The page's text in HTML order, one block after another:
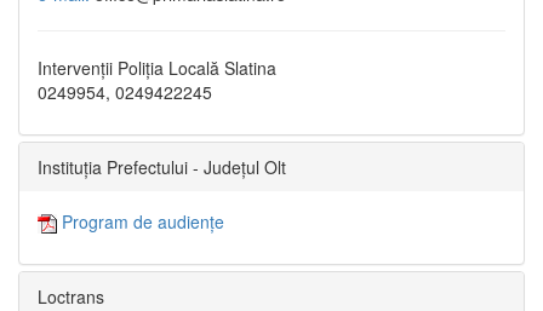
Intervenții Poliția Locală Slatina
0249954, 0249422245
Instituția Prefectului - Județul Olt
Program de audiențe
Loctrans